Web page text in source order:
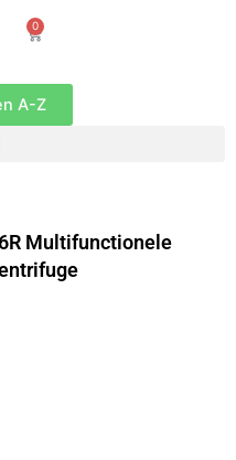
0
Winkelwagen
A-Z
Multifunctionele